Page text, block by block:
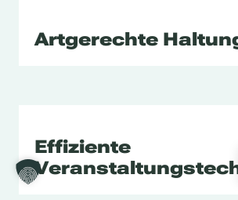
Artgerechte
Effiziente